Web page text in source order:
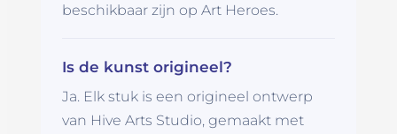
beschikbaar zijn op Art Heroes.
Is de kunst origineel?
Ja. Elk stuk is een origineel ontwerp
van Hive Arts Studio, gemaakt met